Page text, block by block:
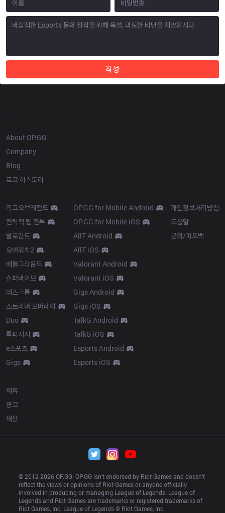
작성
About OP.GG
Company
Blog
로고 히스토리
리그오브레전드
전략적 팀 전투
발로란트
오버워치2
배틀그라운드
슈퍼바이브
데스크톱
스트리머 오버레이
Duo
톡피지지
e스포츠
Gigs
OP.GG for Mobile Android
OP.GG for Mobile iOS
AllT Android
AllT iOS
Valorant Android
Valorant iOS
Gigs Android
Gigs iOS
TalkG Android
TalkG iOS
Esports Android
Esports iOS
개인정보처리방침
도움말
문의/피드백
제휴
광고
채용
© 2012-2026 OP.GG. OP.GG isn’t endorsed by Riot Games and doesn’t
reflect the views or opinions of Riot Games or anyone officially
involved in producing or managing League of Legends. League of
Legends and Riot Games are trademarks or registered trademarks of
Riot Games, Inc. League of Legends © Riot Games, Inc.